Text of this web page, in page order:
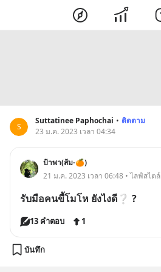
S
Suttatinee Paphochai • ติดตาม
23 ม.ค. 2023 เวลา 04:34
ป้าพา(ส้ม-🍊)
21 ม.ค. 2023 เวลา 06:48 • ไลฟ์สไตล์
รับมือคนขี้โมโห ยังไงดี❔ ?
13 คำตอบ 1
บันทึก